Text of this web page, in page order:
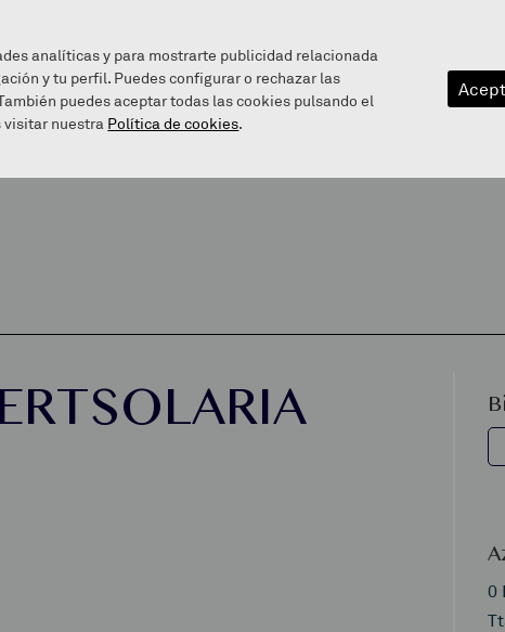
EZAGUTU GAITZAZU INFOGUNEA BALEAREN BIDEA
0
analíticas y para mostrarte publicidad relacionada
y tu perfil. Puedes configurar o rechazar las
puedes aceptar todas las cookies pulsando el
visitar nuestra Política de cookies.